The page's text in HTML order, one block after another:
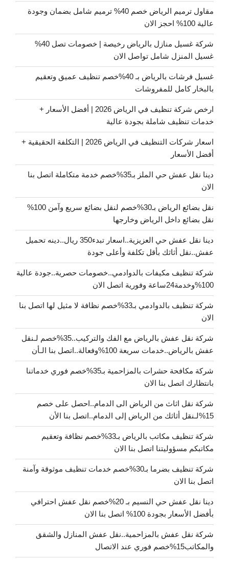
مقاول ترميم الرياض خصم 40% ترميم شامل بضمان وجودة
عالية 100% احجز الان
شركة غسيل منازل بالرياض رخيصة | خصومات تصل 40%
غسيل المنزل شامل تواصل الان
غسيل فرشات بالرياض بـ 40%خصم تنظيف عميق وتعقيم
بالبخار كامل للمفروشات
ارخص شركة تنظيف في الرياض 2026 | أفضل الأسعار +
خدمات تنظيف شاملة بجودة عالية
اسعار شركات التنظيف في الرياض 2026 | التكلفة الحقيقية +
أفضل الأسعار
دينا نقل عفش حي الملز بـ35%خصم خدمة متكاملة اتصل بنا
الان
نقل بضائع الرياض بـ30%خصم لنقل بضائع سريع وآمن 100%
نقل بضائع داخل الرياض وخارجها
دينا نقل عفش حي العزيزية..اسعار تبدء350 ريال..دينه تحميل
عفش..نقل أثاثك بأقل تكلفة وأعلى جودة
شركة تنظيف مكيفات بالدوادمي..خصومات حصرية..جودة عالية
100%وخدمة24ساعة وفورية اتصل الان
شركة تنظيف بالدوادمي بـ33%خصم نظافة لا مثيل لها اتصل بنا
الان
شركة نقل عفش بالرياض مع الفك والتركيب..35%خصم لـنقل
عفش بالرياض..خدمات سريعة 100%وفعالة..اتصل بنا الـأن
شركة مكافحة حشرات بالمزاحمية بـ35%خصم فوري خدماتنا
بانتظارك اتصل بنا الان
شركة نقل اثاث من الرياض الى الدمام..احصل على خصم
15%لـنقل أثاثك من الرياض إلى الدمام..اتصل بنا الأن
شركة تنظيف مكاتب بالرياض بـ33%خصم نظافة وتعقيم
مكاتبكم مسؤوليتنا اتصل بنا الان
شركة تنظيف بضرما بـ30%خصم خدمات تنظيف موثوقة وآمنة
اتصل بنا الان
دينا نقل عفش حي النسيم بـ 20%خصم نقل عفش احترافي
بأفضل الأسعار بجودة 100% اتصل بنا الان
شركة نقل عفش بالمزاحمية..نقل عفش المنازل والشقق
والمكاتب15%خصم فوري عند الاتصال